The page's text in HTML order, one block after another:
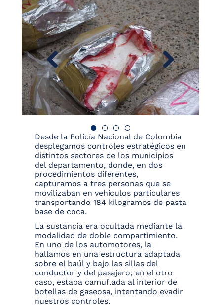
Desde la Policía Nacional de Colombia
desplegamos controles estratégicos en
distintos sectores de los municipios
del departamento, donde, en dos
procedimientos diferentes,
capturamos a tres personas que se
movilizaban en vehículos particulares
transportando 184 kilogramos de pasta
base de coca.
La sustancia era ocultada mediante la
modalidad de doble compartimiento.
En uno de los automotores, la
hallamos en una estructura adaptada
sobre el baúl y bajo las sillas del
conductor y del pasajero; en el otro
caso, estaba camuflada al interior de
botellas de gaseosa, intentando evadir
nuestros controles.